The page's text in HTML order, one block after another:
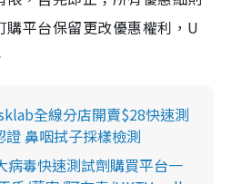
購平台保留更改優惠權利，U
全線分店開賣$28快速測
鼻咽拭子採樣檢測
病毒快速測試劑購買平台一